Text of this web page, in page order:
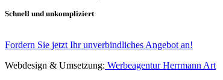
Schnell und unkompliziert
Fordern Sie jetzt Ihr unverbindliches Angebot an!
Webdesign & Umsetzung: Werbeagentur Herrmann Art